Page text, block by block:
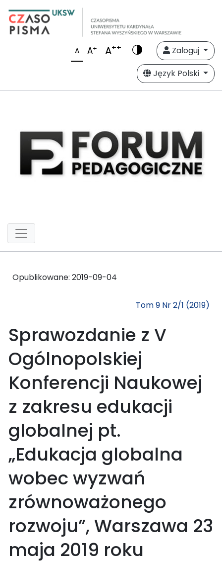
A A+ A++
Zaloguj
Język Polski
Opublikowane: 2019-09-04
Tom 9 Nr 2/1 (2019)
Sprawozdanie z V
Ogólnopolskiej
Konferencji Naukowej
z zakresu edukacji
globalnej pt.
„Edukacja globalna
wobec wyzwań
zrównoważonego
rozwoju”, Warszawa 23
maja 2019 roku